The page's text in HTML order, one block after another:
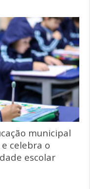
municipal
celebra o
escolar